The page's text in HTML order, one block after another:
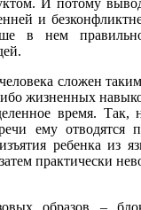
И потому
и
в нем
сложен
жизненных
время. Так,
ему отводятся
ребенка из
практически
образов –